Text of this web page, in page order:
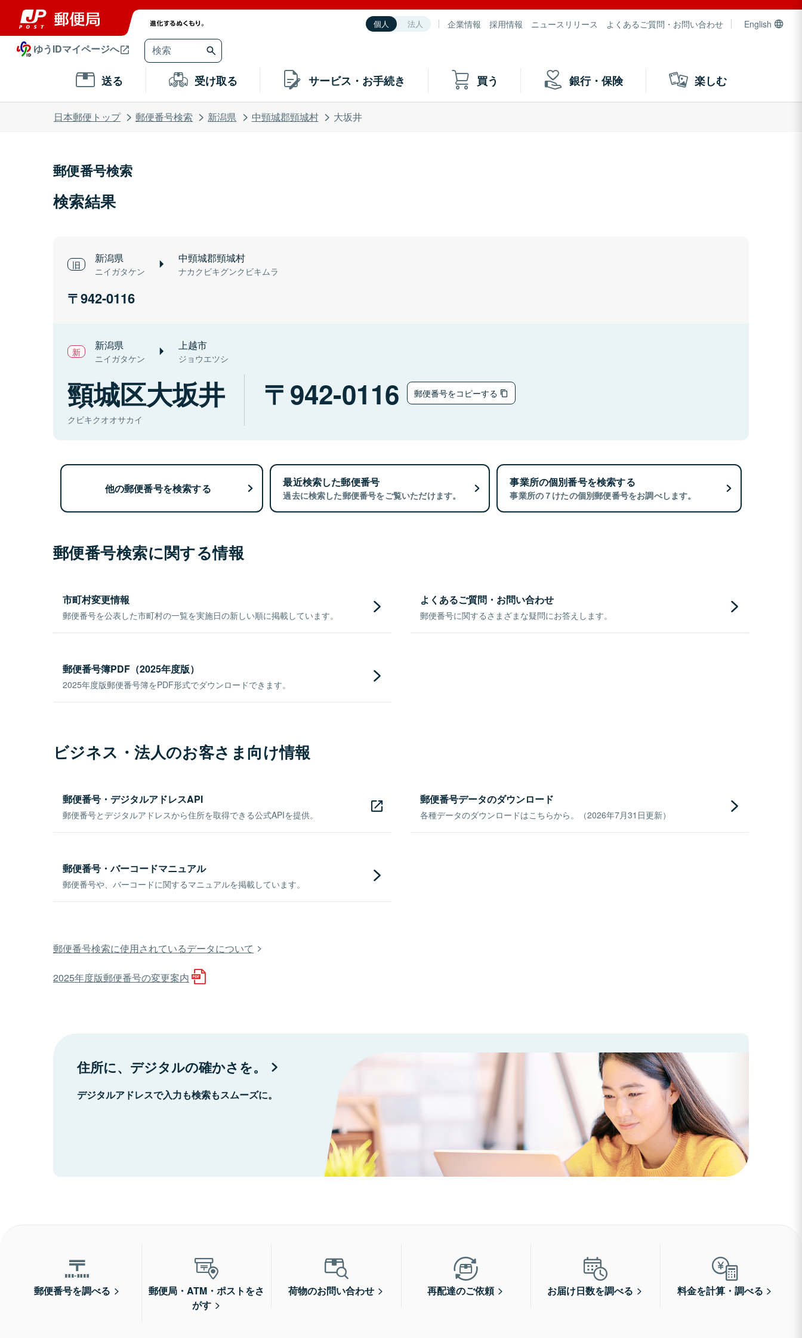
個人 法人 企業情報 採用情報 ニュースリリース よくあるご質問・お問い合わせ English
ゆうIDマイページへ
送る 受け取る サービス・お手続き 買う 銀行・保険 楽しむ
日本郵便トップ 郵便番号検索 新潟県 中頸城郡頸城村 大坂井
郵便番号検索
検索結果
新潟県
ニイガタケン
中頸城郡頸城村
ナカクビキグンクビキムラ
942-0116
新潟県
ニイガタケン
上越市
ジョウエツシ
頸城区大坂井
クビキクオオサカイ
942-0116 郵便番号をコピーする
他の郵便番号を検索する 最近検索した郵便番号
過去に検索した郵便番号をご覧いただけます。
事業所の個別番号を検索する
事業所の７けたの個別郵便番号をお調べします。
郵便番号検索に関する情報
市町村変更情報
郵便番号を公表した市町村の一覧を実施日の新しい順に掲載しています。
よくあるご質問・お問い合わせ
郵便番号に関するさまざまな疑問にお答えします。
郵便番号簿PDF（2025年度版）
2025年度版郵便番号簿をPDF形式でダウンロードできます。
ビジネス・法人のお客さま向け情報
郵便番号・デジタルアドレスAPI
郵便番号とデジタルアドレスから住所を取得できる公式APIを提供。
郵便番号データのダウンロード
各種データのダウンロードはこちらから。（2026年7月31日更新）
郵便番号・バーコードマニュアル
郵便番号や、バーコードに関するマニュアルを掲載しています。
郵便番号検索に使用されているデータについて
2025年度版郵便番号の変更案内
住所に、デジタルの確かさを。
デジタルアドレスで入力も検索もスムーズに。
郵便番号を調べる
郵便局・ATM・ポストをさ
がす
荷物のお問い合わせ 再配達のご依頼 お届け日数を調べる 料金を計算・調べる